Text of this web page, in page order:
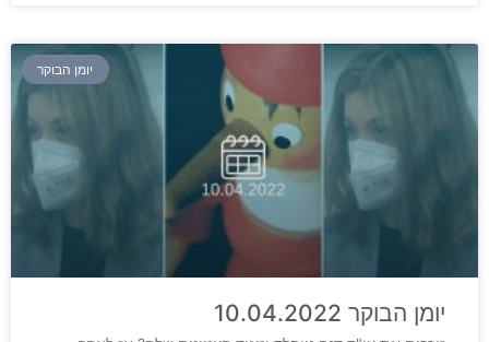
יומן הבוקר
יומן הבוקר 10.04.2022